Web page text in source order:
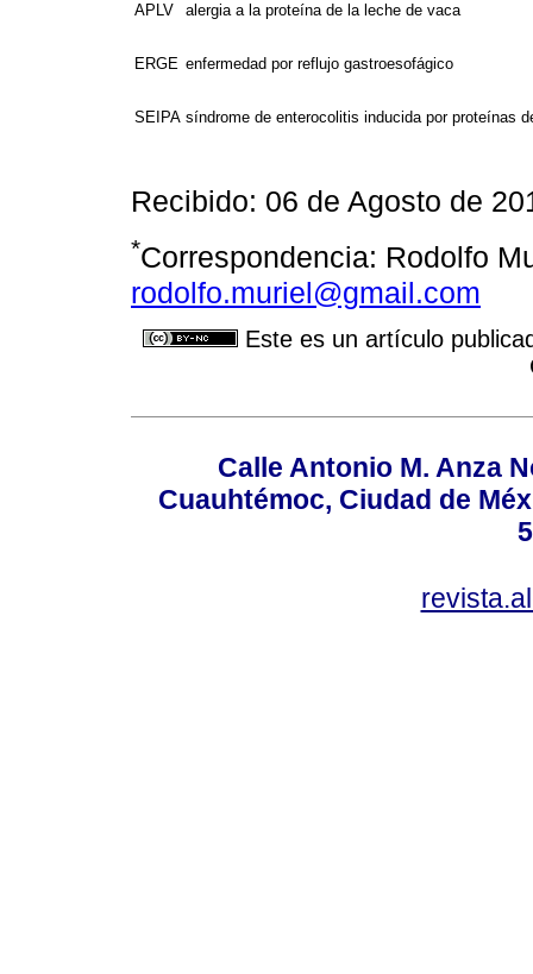
APLV alergia a la proteína de la leche de vaca
ERGE enfermedad por reflujo gastroesofágico
SEIPA síndrome de enterocolitis inducida por proteínas
Recibido: 06 de Agosto de
*Correspondencia: Rodolfo
rodolfo.muriel@gmail.com
Este es un artículo
Calle Antonio M. Anza
Cuauhtémoc, Ciudad de